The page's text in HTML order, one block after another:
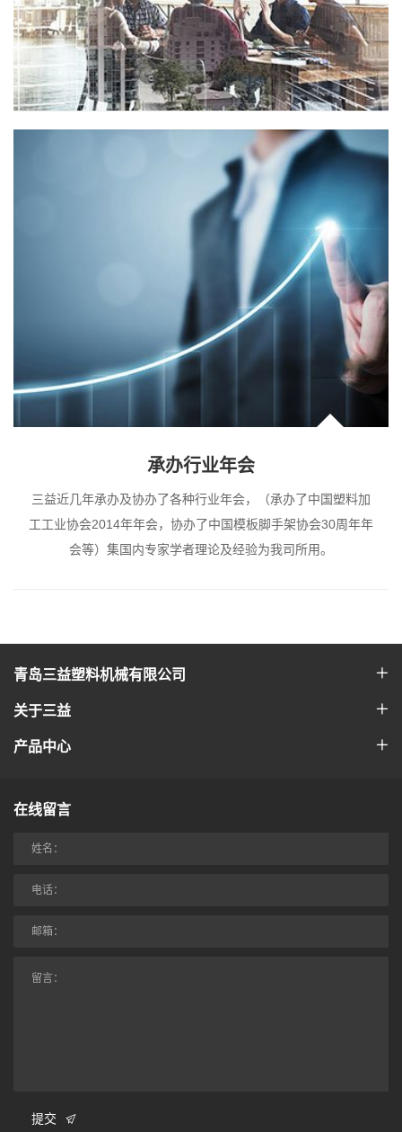
承办行业年会
三益近几年承办及协办了各种行业年会，（承办了中国塑料加
工工业协会2014年年会，协办了中国模板脚手架协会30周年年
会等）集国内专家学者理论及经验为我司所用。
青岛三益塑料机械有限公司
关于三益
产品中心
在线留言
提交